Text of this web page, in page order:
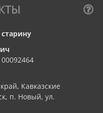
Кавказские
п. Новый, ул.